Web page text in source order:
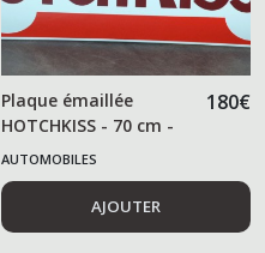
Plaque émaillée
HOTCHKISS - 70 cm -
180€
AUTOMOBILES
AJOUTER